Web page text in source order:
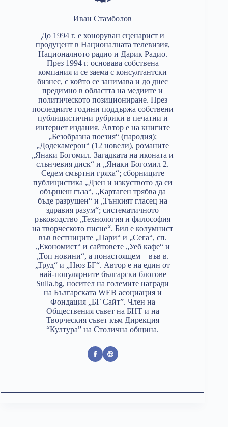
Иван Стамболов
До 1994 г. е хоноруван сценарист и
продуцент в Националната телевизия,
Националното радио и Дарик Радио.
През 1994 г. основава собствена
компания и се заема с консултантски
бизнес, с който се занимава и до днес
предимно в областта на медиите и
политическото позициониране. През
последните години поддържа собствени
публицистични рубрики в печатни и
интернет издания. Автор е на книгите
„Безобразна поезия“ (пародия);
„Додекамерон“ (12 новели), романите
„Янаки Богомил. Загадката на иконата и
слънчевия диск“ и „Янаки Богомил 2.
Седем смъртни гряха“; сборниците
публицистика „Дзен и изкуството да си
обършеш гъза“, „Картаген трябва да
бъде разрушен“ и „Тънкият гласец на
здравия разум“; систематичното
ръководство „Технология и философия
на творческото писне“. Бил е колумнист
във вестниците „Пари“ и „Сега“, сп.
„Економист“ и сайтовете „Уеб кафе“ и
„Топ новини“, а понастоящем – във в.
„Труд“ и „Нюз БГ“. Автор е на един от
най-популярните български блогове
Sulla.bg, носител на големите награди
на Българската WEB асоциация и
Фондация „БГ Сайт”. Член на
Обществения съвет на БНТ и на
Творческия съвет към Дирекция
“Култура” на Столична община.